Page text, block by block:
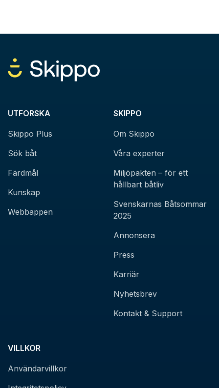
UTFORSKA
Skippo Plus
Sök båt
Färdmål
Kunskap
Webbappen
SKIPPO
Om Skippo
Våra experter
Miljöpakten – för ett
hållbart båtliv
Svenskarnas Båtsommar
2025
Annonsera
Press
Karriär
Nyhetsbrev
Kontakt & Support
VILLKOR
Användarvillkor